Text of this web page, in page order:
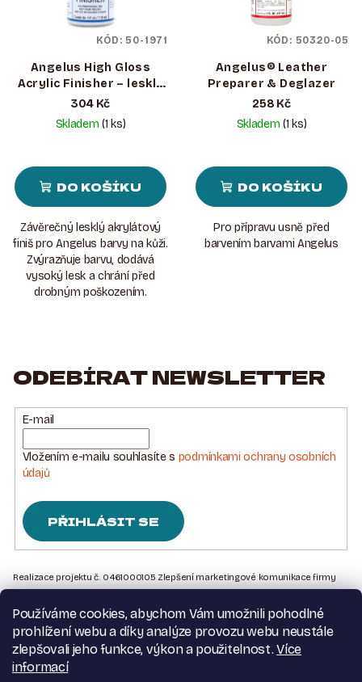
Používáme cookies, abychom Vám umožnili pohodlné
prohlížení webu a díky analýze provozu webu neustále
zlepšovali jeho funkce, výkon a použitelnost.Více
informací
Angelus High Gloss
Acrylic Finisher – lesklý
akrylátový finiš na kůži
304 Kč
Skladem(1 ks)
DO KOŠÍKU
Závěrečný lesklý akrylátový
finiš pro Angelus barvy na kůži.
Zvýrazňuje barvu, dodává
vysoký lesk a chrání před
drobným poškozením.
KÓD: 50-1971
Angelus® Leather
Preparer & Deglazer
258 Kč
Skladem(1 ks)
DO KOŠÍKU
Pro přípravu usně před
barvením barvami Angelus
KÓD: 50320-05
ODEBÍRAT NEWSLETTER
E-mail
Vložením e-mailu souhlasíte s podmínkami ochrany osobních
údajů
PŘIHLÁSIT SE
Á
P
A
T
Realizace projektu č. 0461000105 Zlepšení marketingové komunikace firmy
Kontakt na nás
Obchodní podmínky
Podmínky ochrany osobních údajů
Moje objednávka